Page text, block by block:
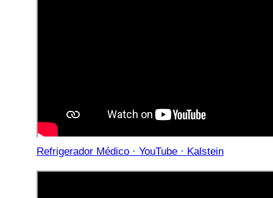
Refrigerador Médico · YouTube · Kalstein